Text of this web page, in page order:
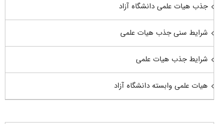
جذب هیات علمی دانشگاه آزاد
شرایط سنی جذب هیات علمی
شرایط جذب هیات علمی
هیات علمی وابسته دانشگاه آزاد